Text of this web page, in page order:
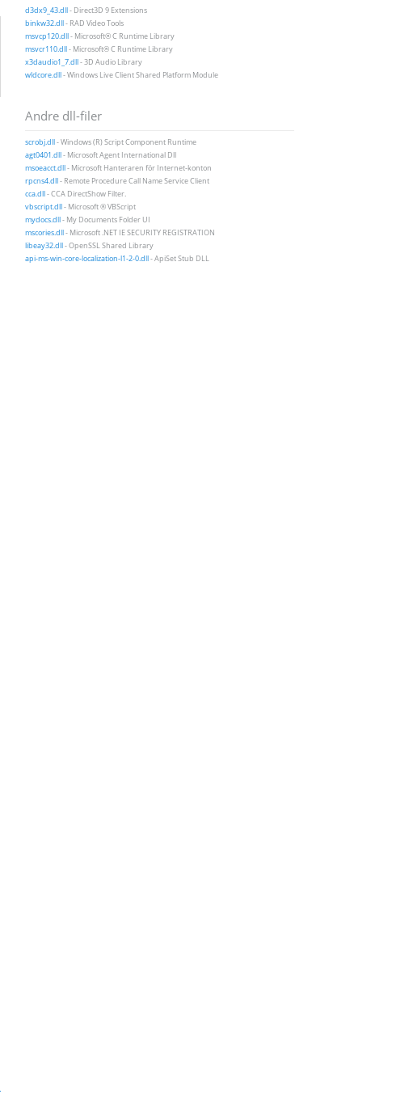
d3dx9_43.dll- Direct3D 9 Extensions
binkw32.dll- RAD Video Tools
msvcp120.dll- Microsoft® C Runtime Library
msvcr110.dll- Microsoft® C Runtime Library
x3daudio1_7.dll- 3D Audio Library
wldcore.dll- Windows Live Client Shared Platform Module
Andre dll-filer
scrobj.dll- Windows (R) Script Component Runtime
agt0401.dll- Microsoft Agent International Dll
msoeacct.dll- Microsoft Hanteraren för Internet-konton
rpcns4.dll- Remote Procedure Call Name Service Client
cca.dll- CCA DirectShow Filter.
vbscript.dll- Microsoft ® VBScript
mydocs.dll- My Documents Folder UI
mscories.dll- Microsoft .NET IE SECURITY REGISTRATION
libeay32.dll- OpenSSL Shared Library
api-ms-win-core-localization-l1-2-0.dll- ApiSet Stub DLL